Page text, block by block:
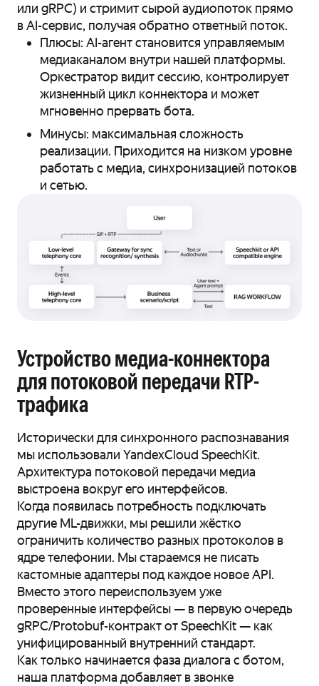
или gRPC) и стримит сырой аудиопоток прямо
в AI-сервис, получая обратно ответный поток.
Плюсы: AI-агент становится управляемым
медиаканалом внутри нашей платформы.
Оркестратор видит сессию, контролирует
жизненный цикл коннектора и может
мгновенно прервать бота.
Минусы: максимальная сложность
реализации. Приходится на низком уровне
работать с медиа, синхронизацией потоков
и сетью.
Устройство медиа-коннектора
для потоковой передачи RTP-
трафика
Исторически для синхронного распознавания
мы использовали YandexCloud SpeechKit.
Архитектура потоковой передачи медиа
выстроена вокруг его интерфейсов.
Когда появилась потребность подключать
другие ML-движки, мы решили жёстко
ограничить количество разных протоколов в
ядре телефонии. Мы стараемся не писать
кастомные адаптеры под каждое новое API.
Вместо этого переиспользуем уже
проверенные интерфейсы — в первую очередь
gRPC/Protobuf-контракт от SpeechKit — как
унифицированный внутренний стандарт.
Как только начинается фаза диалога с ботом,
наша платформа добавляет в звонке